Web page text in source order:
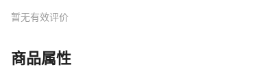
暂无有效评价
商品属性